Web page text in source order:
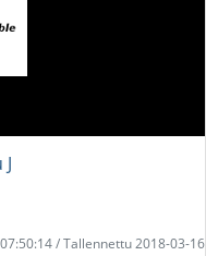
/ Tallennettu 2018-03-16